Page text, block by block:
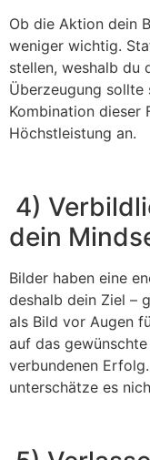
Ob die Aktion dein
weniger wichtig.
stellen, weshalb du
Überzeugung sollte
Kombination dieser
Höchstleistung an.
4)
dein
Bilder haben eine
deshalb dein Ziel –
als Bild vor Augen
auf das
verbundenen
unterschätze es